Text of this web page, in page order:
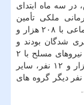
سه ماه ابتدای
در مراكز درمانی ملكی تأمین
اجتماعی بستری شدند كه بیمه شدگان تأمین اجتماعی با ۲۰۸ هزار و
بستری شدگان بودند و
بیمه شدگان بیمه سلامت با ۱۱ هزار و ۶۳۸ نفر، نیروهای مسلح با ۲
هزار و ۱۳ نفر، بیماران فاقد بیمه درمانی با ۴ هزار و ۱۲ نفر، سایر
ها با یك هزار و ۸۶۱ نفر و كمیته امداد ۲۸۳ نفر دیگر گروه های